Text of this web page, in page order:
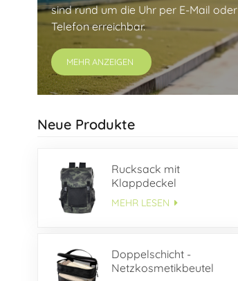
sind rund um die Uhr per E-Mail oder
Telefon erreichbar.
MEHR ANZEIGEN
Neue Produkte
Rucksack mit
Klappdeckel
MEHR LESEN
Doppelschicht -
Netzkosmetikbeutel